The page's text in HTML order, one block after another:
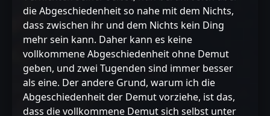
die Abgeschiedenheit so nahe mit dem Nichts,
dass zwischen ihr und dem Nichts kein Ding
mehr sein kann. Daher kann es keine
vollkommene Abgeschiedenheit ohne Demut
geben, und zwei Tugenden sind immer besser
als eine. Der andere Grund, warum ich die
Abgeschiedenheit der Demut vorziehe, ist das,
dass die vollkommene Demut sich selbst unter